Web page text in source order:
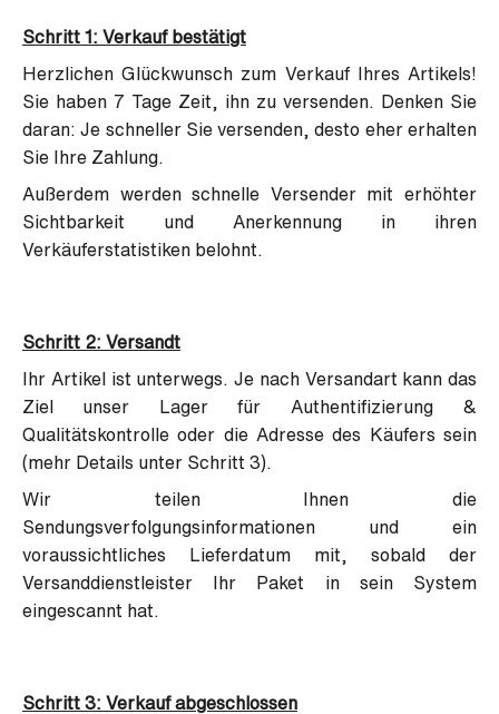
Schritt 1: Verkauf bestätigt
Herzlichen Glückwunsch zum Verkauf Ihres Artikels!
Sie haben 7 Tage Zeit, ihn zu versenden. Denken Sie
daran: Je schneller Sie versenden, desto eher erhalten
Sie Ihre Zahlung.
Außerdem werden schnelle Versender mit erhöhter
Sichtbarkeit und Anerkennung in ihren
Verkäuferstatistiken belohnt.
Schritt 2: Versandt
Ihr Artikel ist unterwegs. Je nach Versandart kann das
Ziel unser Lager für Authentifizierung &
Qualitätskontrolle oder die Adresse des Käufers sein
(mehr Details unter Schritt 3).
Wir teilen Ihnen die
Sendungsverfolgungsinformationen und ein
voraussichtliches Lieferdatum mit, sobald der
Versanddienstleister Ihr Paket in sein System
eingescannt hat.
Schritt 3: Verkauf abgeschlossen